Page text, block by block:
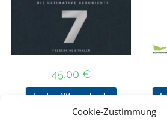
Cookie-Zustimmung
45,00 €
In den Warenkorb